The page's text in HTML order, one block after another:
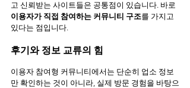
고 신뢰받는 사이트들은 공통점이 있습니다. 바로
이용자가 직접 참여하는 커뮤니티 구조를 가지고
있다는 점입니다.
후기와 정보 교류의 힘
이용자 참여형 커뮤니티에서는 단순히 업소 정보
만 확인하는 것이 아니라, 실제 방문 경험을 바탕으